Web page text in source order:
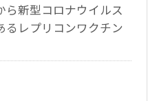
ら新型コロナウイルス
るレプリコンワクチン